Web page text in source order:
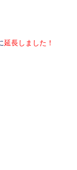
延長しました！